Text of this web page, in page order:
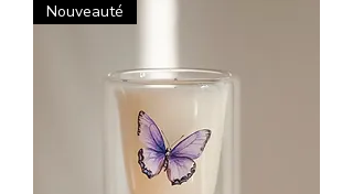
Nouveauté